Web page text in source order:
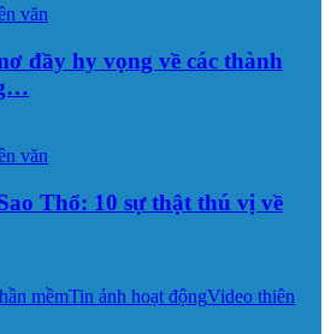
văn
đầy hy vọng về các thành
văn
Thổ: 10 sự thật thú vị về
mềmTin ảnh hoạt độngVideo thiên